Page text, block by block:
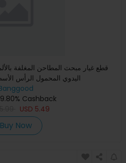
قطع غيار مبحث المطاحن المغلفة
اليدوي المحمول الرأس الأسطواني
Cashback
USD 5.49
Buy Now